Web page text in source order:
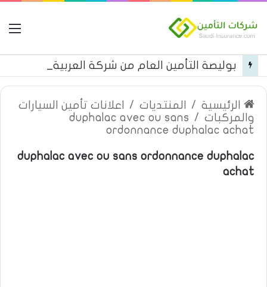
الرئيسية / المنتديات /
اعلانات تأمين السيارات
والمركبات /
duphalac avec ou sans
ordonnance duphalac achat
duphalac avec ou sans ordonnance duphalac
achat